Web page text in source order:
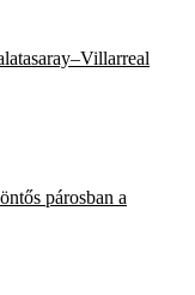
párosban a